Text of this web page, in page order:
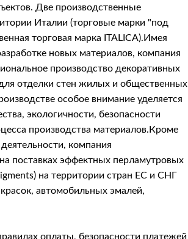
Две производственные
Италии (торговые марки "под
торговая марка ITALICA).Имея
новых материалов, компания
производство декоративных
отделки стен жилых и общественных
особое внимание уделяется
экологичности, безопасности
производства материалов.Кроме
компания
поставках эффектных перламутровых
на территории стран ЕС и СНГ
автомобильных эмалей,
оплаты, безопасности платежей